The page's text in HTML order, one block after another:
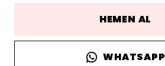
HEMEN AL
WHATSAPP